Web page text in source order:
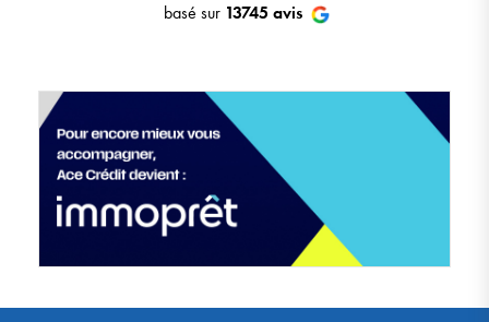
basé sur 13745 avis